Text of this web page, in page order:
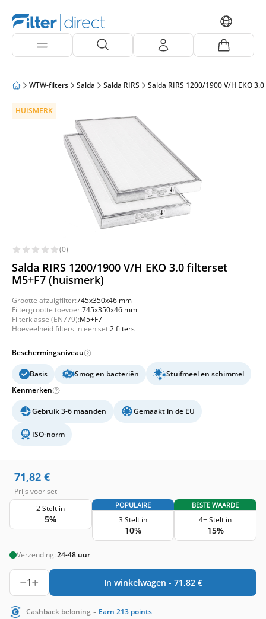
WTW-filters Salda Salda RIRS Salda RIRS 1200/1900 V/H EKO 3.0
HUISMERK
(0)
Salda RIRS 1200/1900 V/H EKO 3.0 filterset
M5+F7 (huismerk)
Grootte afzuigfilter:745x350x46 mm
Filtergrootte toevoer:745x350x46 mm
Filterklasse (EN779):M5+F7
Hoeveelheid filters in een set:2 filters
Beschermingsniveau
Basis Smog en bacteriën
Stuifmeel en schimmel
Kenmerken
Gebruik 3-6 maanden Gemaakt in de EU
ISO-norm
71,82 €
Prijs voor set
2 Stelt in
5%
POPULAIRE
3 Stelt in
10%
BESTE WAARDE
4+ Stelt in
15%
Verzending:24-48 uur
1 In winkelwagen - 71,82 €
Cashback beloning - Earn 213 points